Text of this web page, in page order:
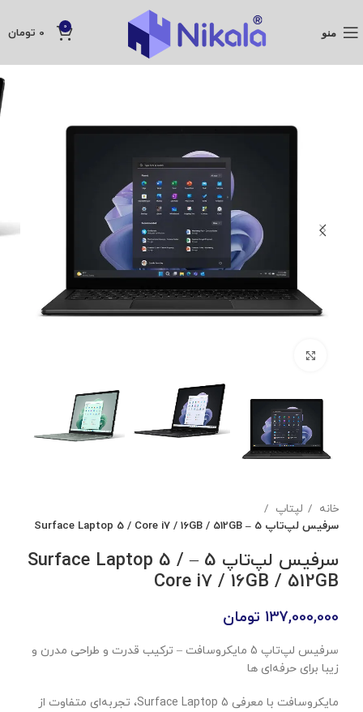
منو 0
0 تومان
خانه
لپتاپ
سرفیس لپ‌تاپ 5 – Surface Laptop 5 / Core i7 / 16GB / 512GB
سرفیس لپ‌تاپ 5 – Surface Laptop 5 /
Core i7 / 16GB / 512GB
137,000,000 تومان
سرفیس لپ‌تاپ 5 مایکروسافت – ترکیب قدرت و طراحی مدرن و
زیبا برای حرفه‌ای ها
مایکروسافت با معرفی Surface Laptop 5، تجربه‌ای متفاوت از